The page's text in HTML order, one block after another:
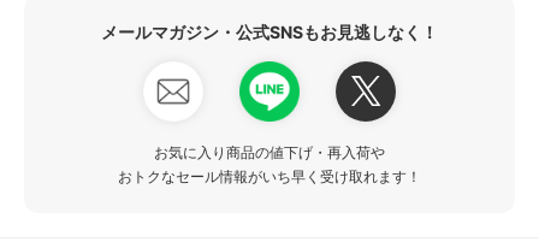
メールマガジン・公式SNSもお見逃しなく！
お気に入り商品の値下げ・再入荷や
おトクなセール情報がいち早く受け取れます！